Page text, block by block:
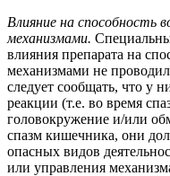
Влияние на способность
механизмами.
влияния препарата на
механизмами не
следует сообщать, что у
реакции (т.е. во время
головокружение и/или
спазм кишечника, они
опасных видов
или управления